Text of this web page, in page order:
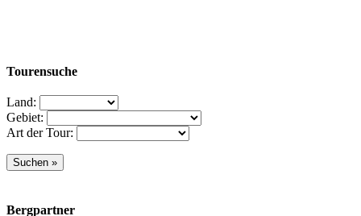
Tourensuche
Land:
Gebiet:
Art der Tour:
Bergpartner